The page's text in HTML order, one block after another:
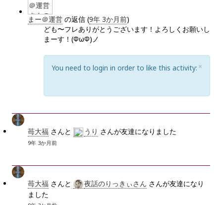
まー＠運営 の返信 (9年 3か月前)
ども〜フレありがとうございます！よろしくお願いし
まーす！(ФωФ)ノ
×
E
You need to login in order to like this activity:
苺大福 さんと うり さんが友達になりました
9年 3か月前
苺大福 さんと 夜話のりっきぃさん さんが友達になり
ました